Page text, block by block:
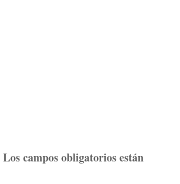
Los campos obligatorios están